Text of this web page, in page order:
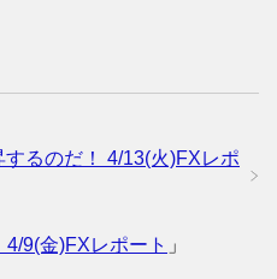
るのだ！ 4/13(火)FXレポ
9(金)FXレポート 」